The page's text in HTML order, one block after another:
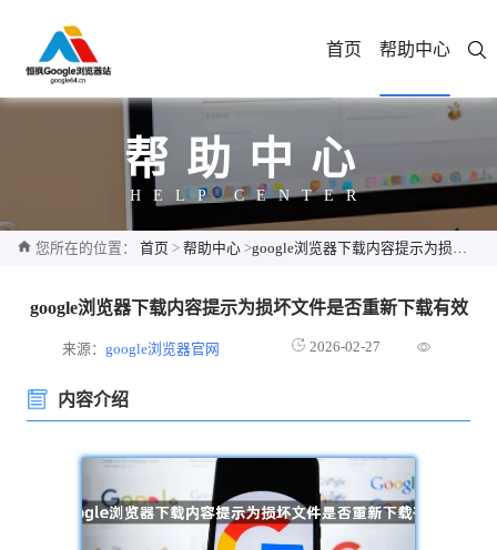
首页 帮助中心
帮助中心
HELP CENTER
您所在的位置： 首页 > 帮助中心 >google浏览器下载内容提示为损坏文件是否重新下载有效
google浏览器下载内容提示为损坏文件是否重新下载有效
来源：google浏览器官网 2026-02-27
内容介绍